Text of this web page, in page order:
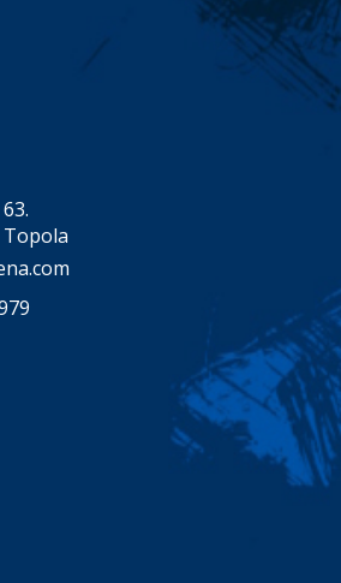
Topola